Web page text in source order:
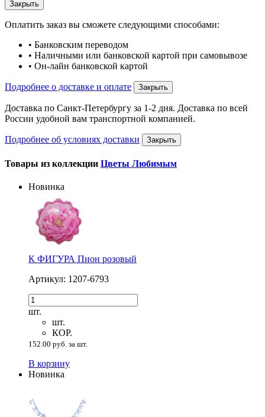
Закрыть
Оплатить заказ вы сможете следующими способами:
• Банковским переводом
• Наличными или банковской картой при самовывозе
• Он-лайн банковской картой
Подробнее о доставке и оплате Закрыть
Доставка по Санкт-Петербургу за 1-2 дня. Доставка по всей
России удобной вам транспортной компанией.
Подробнее об условиях доставки Закрыть
Товары из коллекции Цветы Любимым
Новинка
К ФИГУРА Пион розовый
Артикул: 1207-6793
шт.
шт.
КОР.
152.00 руб. за шт.
В корзину
Новинка